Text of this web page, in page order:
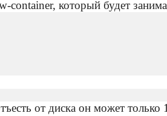
который будет
от диска он может только